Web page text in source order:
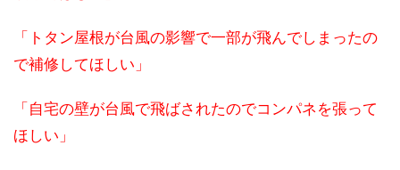
「トタン屋根が台風の影響で一部が飛んでしまったの
で補修してほしい」
「自宅の壁が台風で飛ばされたのでコンパネを張って
ほしい」